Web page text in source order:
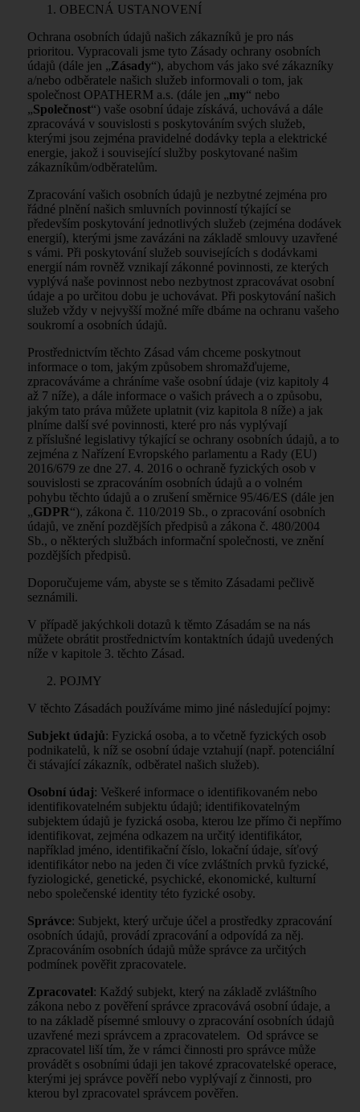
OBECNÁ USTANOVENÍ
Ochrana osobních údajů našich zákazníků je pro nás
prioritou. Vypracovali jsme tyto Zásady ochrany osobních
údajů (dále jen „Zásady“), abychom vás jako své zákazníky
a/nebo odběratele našich služeb informovali o tom, jak
společnost OPATHERM a.s. (dále jen „my“ nebo
„Společnost“) vaše osobní údaje získává, uchovává a dále
zpracovává v souvislosti s poskytováním svých služeb,
kterými jsou zejména pravidelné dodávky tepla a elektrické
energie, jakož i související služby poskytované našim
zákazníkům/odběratelům.
Zpracování vašich osobních údajů je nezbytné zejména pro
řádné plnění našich smluvních povinností týkající se
především poskytování jednotlivých služeb (zejména dodávek
energií), kterými jsme zavázáni na základě smlouvy uzavřené
s vámi. Při poskytování služeb souvisejících s dodávkami
energií nám rovněž vznikají zákonné povinnosti, ze kterých
vyplývá naše povinnost nebo nezbytnost zpracovávat osobní
údaje a po určitou dobu je uchovávat. Při poskytování našich
služeb vždy v nejvyšší možné míře dbáme na ochranu vašeho
soukromí a osobních údajů.
Prostřednictvím těchto Zásad vám chceme poskytnout
informace o tom, jakým způsobem shromažďujeme,
zpracováváme a chráníme vaše osobní údaje (viz kapitoly 4
až 7 níže), a dále informace o vašich právech a o způsobu,
jakým tato práva můžete uplatnit (viz kapitola 8 níže) a jak
plníme další své povinnosti, které pro nás vyplývají
z příslušné legislativy týkající se ochrany osobních údajů, a to
zejména z Nařízení Evropského parlamentu a Rady (EU)
2016/679 ze dne 27. 4. 2016 o ochraně fyzických osob v
souvislosti se zpracováním osobních údajů a o volném
pohybu těchto údajů a o zrušení směrnice 95/46/ES (dále jen
„GDPR“), zákona č. 110/2019 Sb., o zpracování osobních
údajů, ve znění pozdějších předpisů a zákona č. 480/2004
Sb., o některých službách informační společnosti, ve znění
pozdějších předpisů.
Doporučujeme vám, abyste se s těmito Zásadami pečlivě
seznámili.
V případě jakýchkoli dotazů k těmto Zásadám se na nás
můžete obrátit prostřednictvím kontaktních údajů uvedených
níže v kapitole 3. těchto Zásad.
POJMY
V těchto Zásadách používáme mimo jiné následující pojmy:
Subjekt údajů: Fyzická osoba, a to včetně fyzických osob
podnikatelů, k níž se osobní údaje vztahují (např. potenciální
či stávající zákazník, odběratel našich služeb).
Osobní údaj: Veškeré informace o identifikovaném nebo
identifikovatelném subjektu údajů; identifikovatelným
subjektem údajů je fyzická osoba, kterou lze přímo či nepřímo
identifikovat, zejména odkazem na určitý identifikátor,
například jméno, identifikační číslo, lokační údaje, síťový
identifikátor nebo na jeden či více zvláštních prvků fyzické,
fyziologické, genetické, psychické, ekonomické, kulturní
nebo společenské identity této fyzické osoby.
Správce: Subjekt, který určuje účel a prostředky zpracování
osobních údajů, provádí zpracování a odpovídá za něj.
Zpracováním osobních údajů může správce za určitých
podmínek pověřit zpracovatele.
Zpracovatel: Každý subjekt, který na základě zvláštního
zákona nebo z pověření správce zpracovává osobní údaje, a
to na základě písemné smlouvy o zpracování osobních údajů
uzavřené mezi správcem a zpracovatelem. Od správce se
zpracovatel liší tím, že v rámci činnosti pro správce může
provádět s osobními údaji jen takové zpracovatelské operace,
kterými jej správce pověří nebo vyplývají z činnosti, pro
kterou byl zpracovatel správcem pověřen.